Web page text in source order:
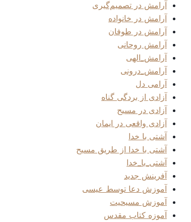
آرامش در تصمیم‌گیری
آرامش در خانواده
آرامش در طوفان
آرامش روحانی
آرامش_الهی
آرامش_درونی
آرامی دل
آزادی از بردگی گناه
آزادی در مسیح
آزادی واقعی در ایمان
آشتی با خدا
آشتی با خدا از طریق مسیح
آشتی_با_خدا
آفرینش جدید
آموزش دعا توسط عیسی
آموزش مسیحیت
آموزه کتاب مقدس